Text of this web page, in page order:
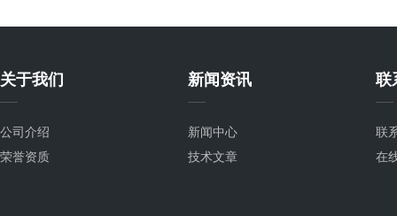
关于我们
公司介绍
荣誉资质
新闻资讯
新闻中心
技术文章
联
联
在